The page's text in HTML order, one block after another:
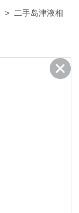
> 二手岛津液相